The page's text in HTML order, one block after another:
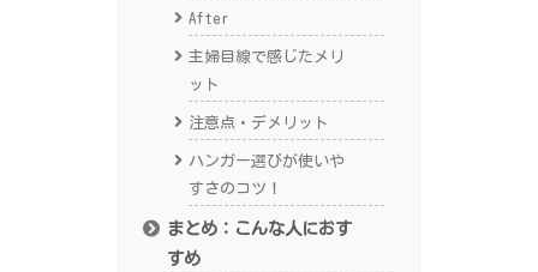
After
主婦目線で感じたメリ
ット
注意点・デメリット
ハンガー選びが使いや
すさのコツ！
まとめ：こんな人におす
すめ